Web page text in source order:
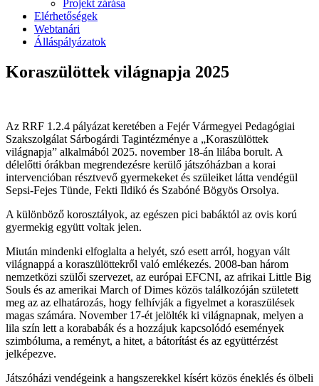
Projekt zárása
Elérhetőségek
Webtanári
Álláspályázatok
Koraszülöttek világnapja 2025
Az RRF 1.2.4 pályázat keretében a Fejér Vármegyei Pedagógiai
Szakszolgálat Sárbogárdi Tagintézménye a „Koraszülöttek
világnapja” alkalmából 2025. november 18-án lilába borult. A
délelőtti órákban megrendezésre kerülő játszóházban a korai
intervencióban résztvevő gyermekeket és szüleiket látta vendégül
Sepsi-Fejes Tünde, Fekti Ildikó és Szabóné Bögyös Orsolya.
A különböző korosztályok, az egészen pici babáktól az ovis korú
gyermekig együtt voltak jelen.
Miután mindenki elfoglalta a helyét, szó esett arról, hogyan vált
világnappá a koraszülöttekről való emlékezés. 2008-ban három
nemzetközi szülői szervezet, az európai EFCNI, az afrikai Little Big
Souls és az amerikai March of Dimes közös találkozóján született
meg az az elhatározás, hogy felhívják a figyelmet a koraszülések
magas számára. November 17-ét jelölték ki világnapnak, melyen a
lila szín lett a korababák és a hozzájuk kapcsolódó események
szimbóluma, a reményt, a hitet, a bátorítást és az együttérzést
jelképezve.
Játszóházi vendégeink a hangszerekkel kísért közös éneklés és ölbeli